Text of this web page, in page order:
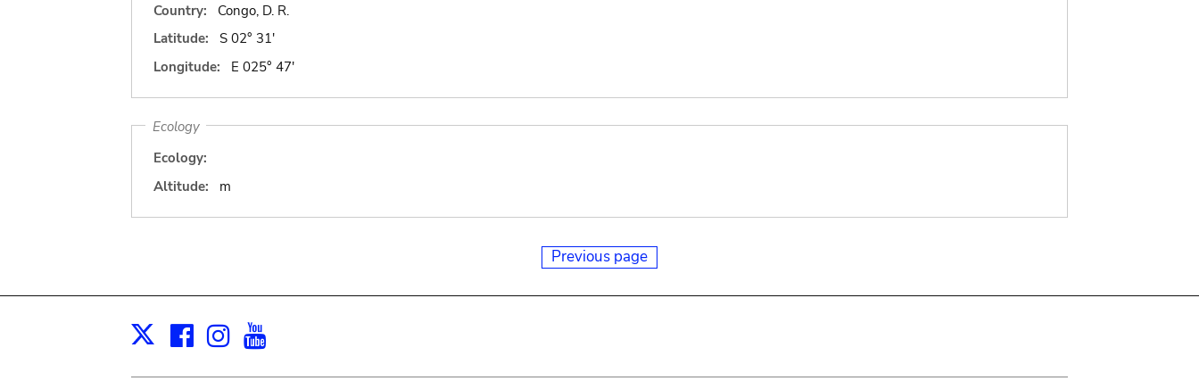
Country:
Congo, D. R.
Latitude:
S 02° 31'
Longitude:
E 025° 47'
Ecology
Ecology:
Altitude:
m
Previous page
X Facebook
Instagram